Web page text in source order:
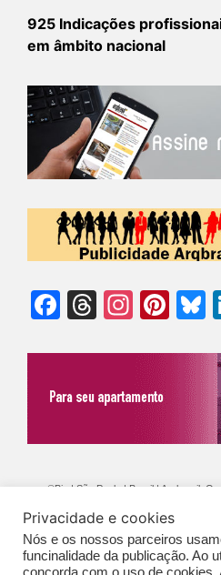
925 Indicações
em âmbito nacional
Facebook
Threads
©Biz | São Paulo | Brasil | Arqbrasil: O
Expediente|Contato|Newsletter
GERAIS DE
Privacidade e cookies
Nós e os nossos parceiros
funcinalidade da publicação. Ao